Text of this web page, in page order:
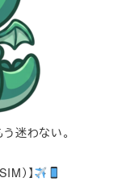
迷わない。
）】